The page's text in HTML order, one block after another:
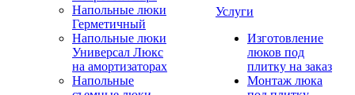
Напольные люки
Герметичный
Напольные люки
Универсал Люкс
на амортизаторах
Напольные
Услуги
Изготовление
люков под
плитку на заказ
Монтаж люка